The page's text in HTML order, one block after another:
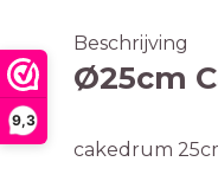
9,3
Beschrijving
Ø25cm
cakedrum